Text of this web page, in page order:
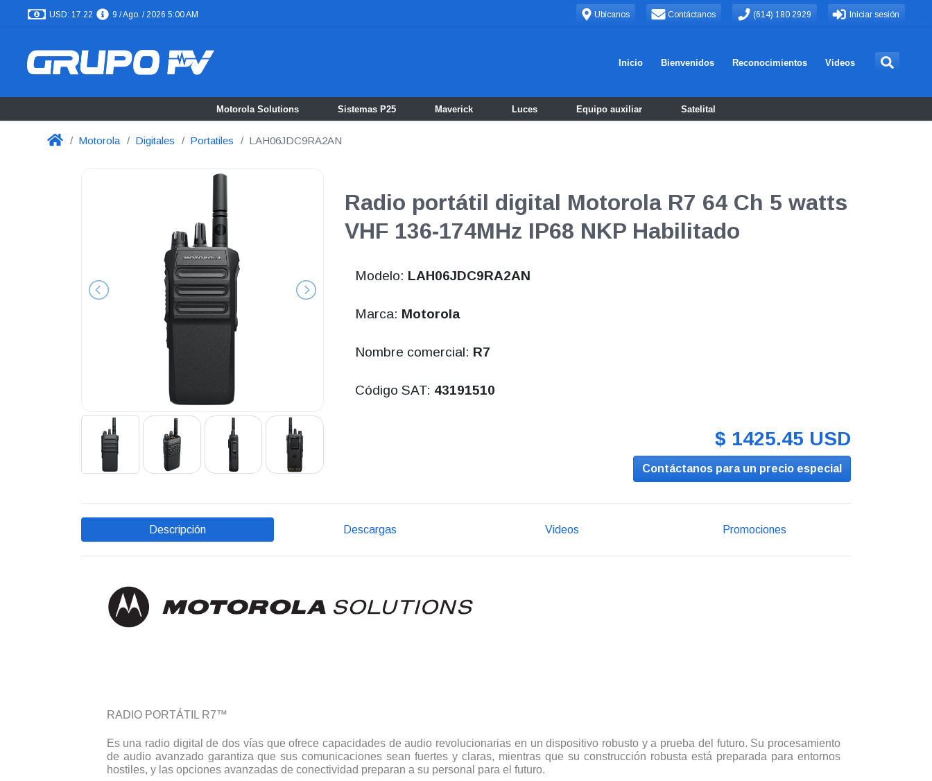
USD: 17.22 9 / Ago. / 2026 5:00 AM Ubícanos Contáctanos (614) 180 2929 Iniciar sesión
Inicio Bienvenidos Reconocimientos Videos
Motorola Solutions Sistemas P25 Maverick Luces Equipo auxiliar Satelital
Motorola Digitales Portatiles LAH06JDC9RA2AN
Radio portátil digital Motorola R7 64 Ch 5 watts
VHF 136-174MHz IP68 NKP Habilitado
Modelo: LAH06JDC9RA2AN
Marca: Motorola
Nombre comercial: R7
Código SAT: 43191510
$ 1425.45 USD
Contáctanos para un precio especial
Descripción Descargas Videos Promociones
RADIO PORTÁTIL R7™
Es una radio digital de dos vías que ofrece capacidades de audio revolucionarias en un dispositivo robusto y a prueba del futuro. Su procesamiento
de audio avanzado garantiza que sus comunicaciones sean fuertes y claras, mientras que su construcción robusta está preparada para entornos
hostiles, y las opciones avanzadas de conectividad preparan a su personal para el futuro.